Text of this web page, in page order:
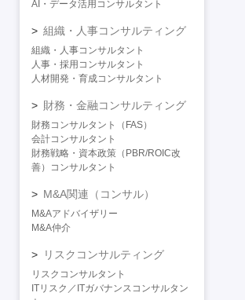
AI・データ活用コンサルタント
組織・人事コンサルティング
組織・人事コンサルタント
人事・採用コンサルタント
人材開発・育成コンサルタント
財務・金融コンサルティング
財務コンサルタント（FAS）
会計コンサルタント
財務戦略・資本政策（PBR/ROIC改
善）コンサルタント
M&A関連（コンサル）
M&Aアドバイザリー
M&A仲介
リスクコンサルティング
リスクコンサルタント
ITリスク／ITガバナンスコンサルタン